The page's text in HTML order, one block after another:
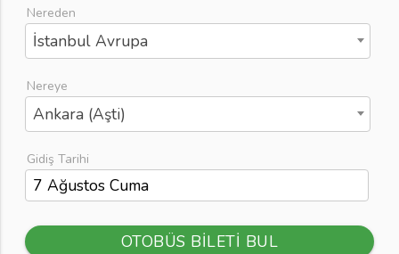
Nereden
İstanbul Avrupa
Nereye
Ankara (Aşti)
Gidiş Tarihi
OTOBÜS BİLETİ BUL